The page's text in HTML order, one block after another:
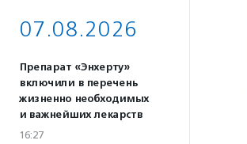
07.08.2026
Препарат «Энхерту»
включили в перечень
жизненно необходимых
и важнейших лекарств
16:27